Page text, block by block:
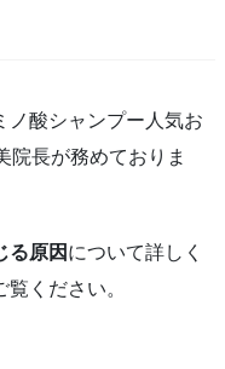
ノ酸シャンプー人気お
院長が務めておりま
る原因 について詳しく
ください。